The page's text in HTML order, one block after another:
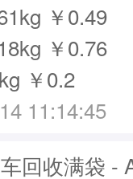
￥0.49
￥0.76
￥0.2
11:14:45
回收满袋 -